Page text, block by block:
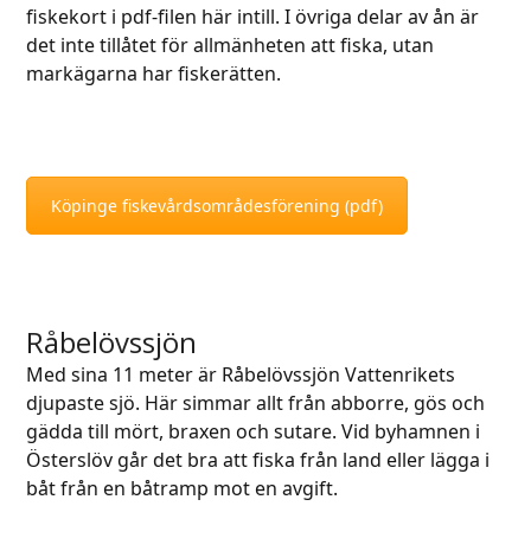
fiskekort i pdf-filen här intill. I övriga delar av ån är
det inte tillåtet för allmänheten att fiska, utan
markägarna har fiskerätten.
Köpinge fiskevårdsområdesförening (pdf)
Råbelövssjön
Med sina 11 meter är Råbelövssjön Vattenrikets
djupaste sjö. Här simmar allt från abborre, gös och
gädda till mört, braxen och sutare. Vid byhamnen i
Österslöv går det bra att fiska från land eller lägga i
båt från en båtramp mot en avgift.